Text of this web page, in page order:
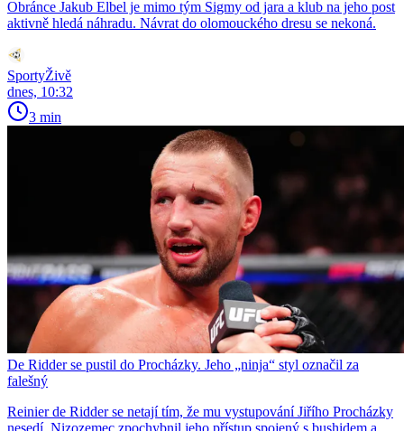
Obránce Jakub Elbel je mimo tým Sigmy od jara a klub na jeho post
aktivně hledá náhradu. Návrat do olomouckého dresu se nekoná.
SportyŽivě
dnes, 10:32
3 min
De Ridder se pustil do Procházky. Jeho „ninja“ styl označil za
falešný
Reinier de Ridder se netají tím, že mu vystupování Jiřího Procházky
nesedí. Nizozemec zpochybnil jeho přístup spojený s bushidem a